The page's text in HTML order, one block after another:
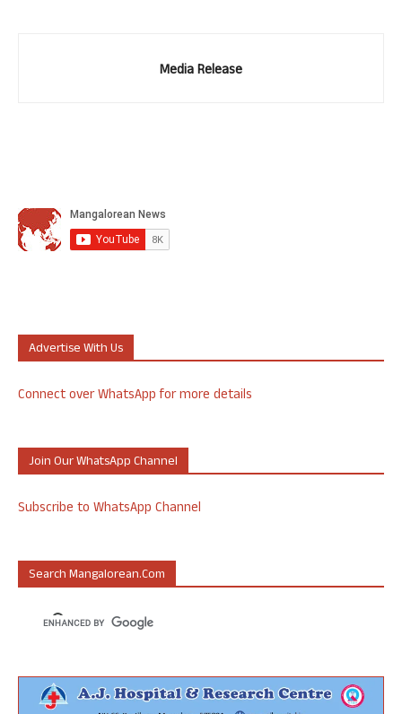
Media Release
Advertise With Us
Connect over WhatsApp for more details
Join Our WhatsApp Channel
Subscribe to WhatsApp Channel
Search Mangalorean.com